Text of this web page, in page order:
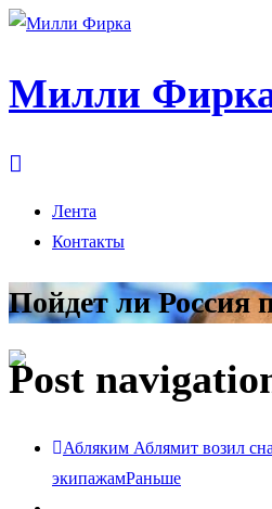
Милли
Лента
Контакты
Пойдет ли Россия
Post
Абляким Аблямит возил
экипажамРаньше